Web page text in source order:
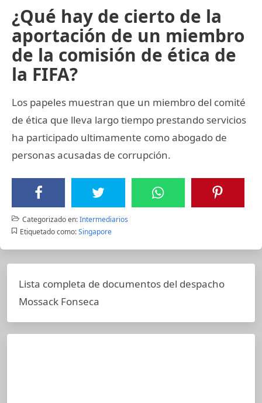
¿Qué hay de cierto de la
aportación de un miembro
de la comisión de ética de
la FIFA?
Los papeles muestran que un miembro del comité
de ética que lleva largo tiempo prestando servicios
ha participado ultimamente como abogado de
personas acusadas de corrupción.
Categorizado en:Intermediarios
Etiquetado como: Singapore
Lista completa de documentos del despacho
Mossack Fonseca